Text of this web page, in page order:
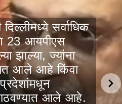
सर्वाधिक
23 आयपीएस
झाल्या, ज्यांना
आले आहे किंवा
आले आहे.